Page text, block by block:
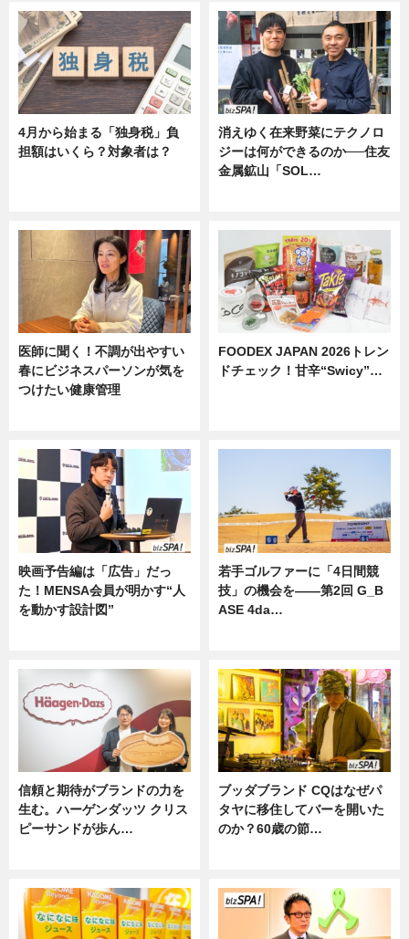
4月から始まる「独身税」負
担額はいくら？対象者は？
消えゆく在来野菜にテクノロ
ジーは何ができるのか──住友
金属鉱山「SOL…
医師に聞く！不調が出やすい
春にビジネスパーソンが気を
つけたい健康管理
FOODEX JAPAN 2026トレン
ドチェック！甘辛“Swicy”…
映画予告編は「広告」だっ
た！MENSA会員が明かす“人
を動かす設計図”
若手ゴルファーに「4日間競
技」の機会を——第2回 G_B
ASE 4da…
信頼と期待がブランドの力を
生む。ハーゲンダッツ クリス
ピーサンドが歩ん…
ブッダブランド CQはなぜパ
タヤに移住してバーを開いた
のか？60歳の節…